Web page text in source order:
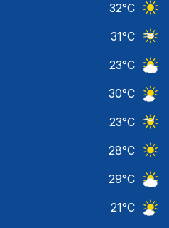
32°C
31°C
23°C
30°C
23°C
28°C
29°C
21°C